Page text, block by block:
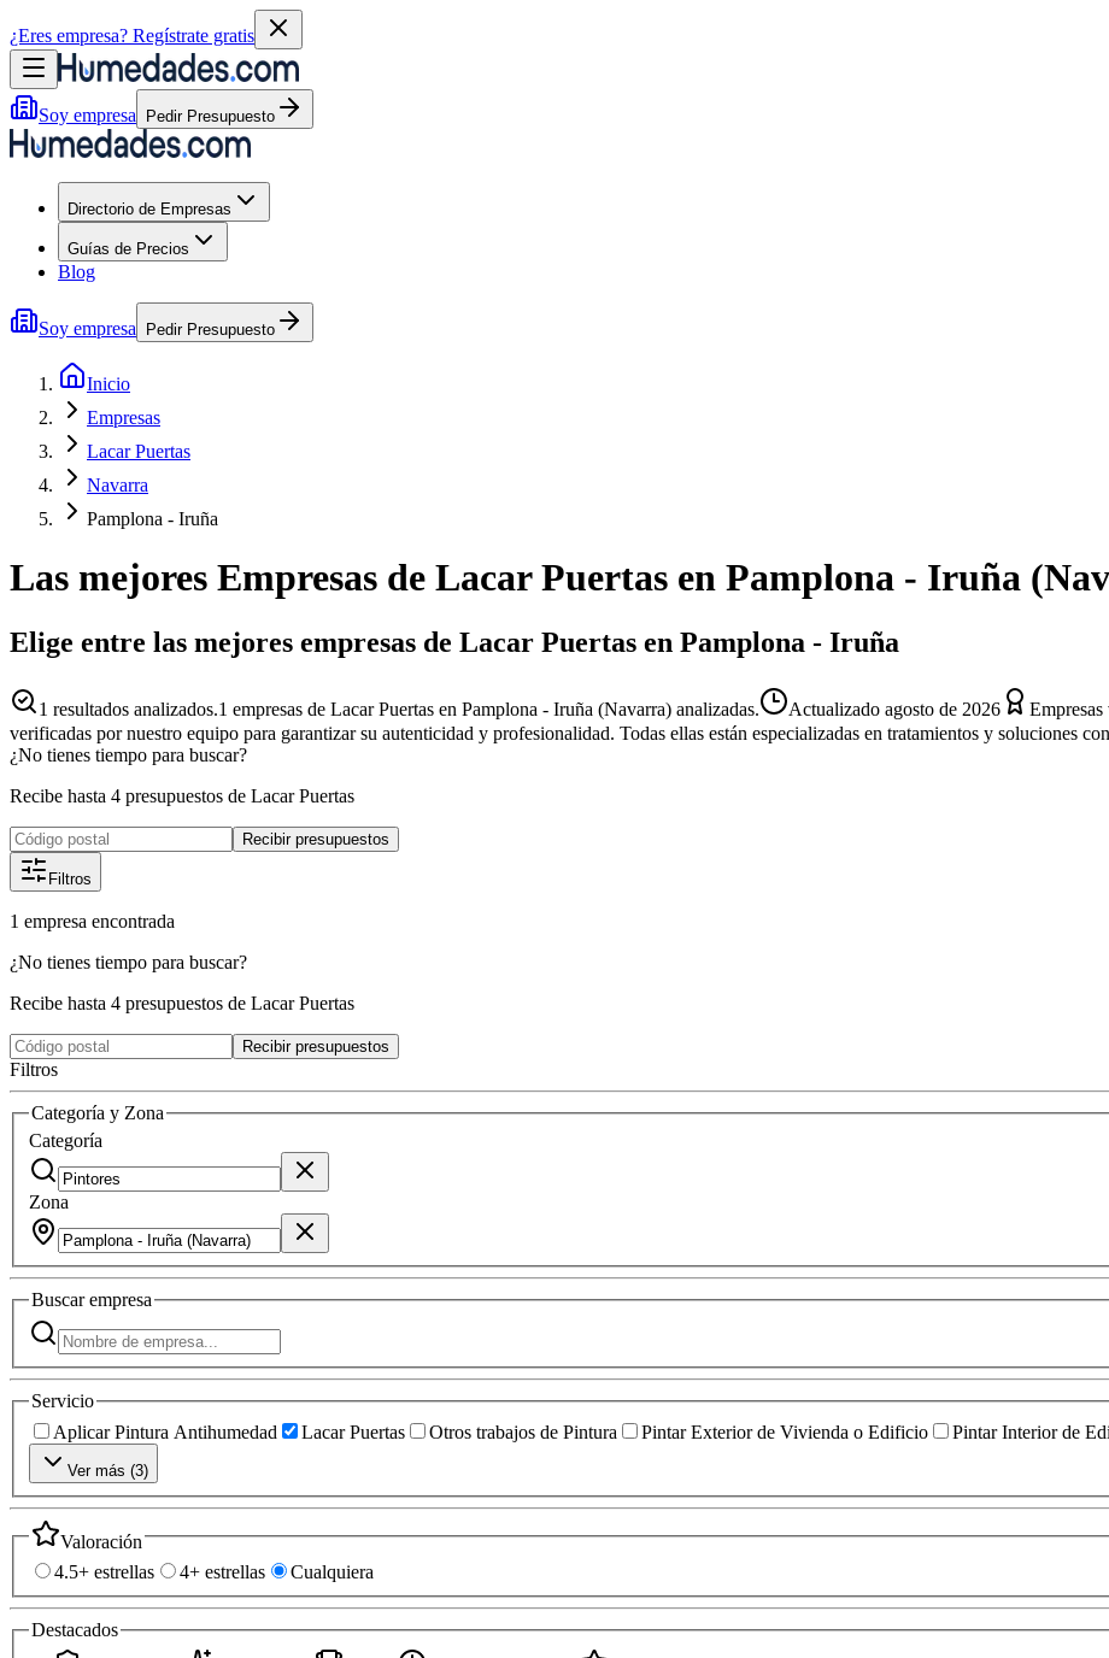
¿Eres empresa? Regístrate gratis
Soy empresa Pedir Presupuesto
Directorio de Empresas
Guías de Precios
Blog
Soy empresa Pedir Presupuesto
Inicio
Empresas
Lacar Puertas
Navarra
Pamplona - Iruña
Las mejores Empresas de Lacar Puertas en Pamplona - Iruña (
Elige entre las mejores empresas de Lacar Puertas en Pamplona - Iruña
1 resultados analizados.1 empresas de Lacar Puertas en Pamplona - Iruña (Navarra) analizadas. Actualizado agosto de 2026
verificadas por nuestro equipo para garantizar su autenticidad y profesionalidad. Todas ellas están especializadas en tratamientos y soluciones
¿No tienes tiempo para buscar?
Recibe hasta 4 presupuestos de Lacar Puertas
Recibir presupuestos
Filtros
1 empresa encontrada
¿No tienes tiempo para buscar?
Recibe hasta 4 presupuestos de Lacar Puertas
Recibir presupuestos
Filtros
Categoría y Zona
Categoría
Zona
Buscarempresa
Servicio
Aplicar Pintura Antihumedad
Lacar Puertas Otros trabajos de Pintura Pintar Exterior de Vivienda o Edificio Pintar Interior de
Ver más (3)
Valoración
4.5+ estrellas
4+ estrellas Cualquiera
Destacados